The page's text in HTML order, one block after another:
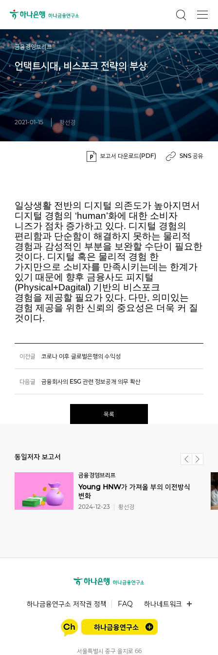
금융경영브리프
언택트시대, 비스포크 전략의 부상
2021-01-15 황선경
보고서 다운로드(PDF) SNS 공유
일상생활 전반의 디지털 의존도가 높아지면서
디지털 경험의 ‘human’화에 대한 소비자
니즈가 점차 증가하고 있다. 디지털 경험의
편리함과 단순함이 해결하지 못하는 물리적
경험과 감성적인 부분을 보완할 수단이 필요한
것이다. 디지털 혹은 물리적 경험 한
가지만으로 소비자를 만족시키는데는 한계가
있기 때문에 향후 금융사도 피지털
(Physical+Dagital) 기반의 비스포크
경험을 제공할 필요가 있다. 다만, 의미있는
경험 제공을 위한 신뢰의 중요성은 더욱 커 질
것이다.
이전글 코로나 이후 글로벌은행의 수익성
다음글 금융회사의 ESG 관련 정보공개 의무 확산
목록
동일저자 보고서
금융경영브리프
Young HNW가 가져올 부의 이전방식
변화
2024-12-23 황선경
하나금융연구소 저작권 정책 FAQ 하나네트워크
서울특별시 중구 을지로 66